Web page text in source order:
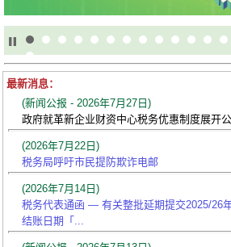
最新消息：
(新闻公报 - 2026年7月27日)
政府就革新企业财资中心税务优惠制度展开
(2026年7月22日)
税务局呼吁市民提防欺诈电邮
(2026年7月14日)
税务代表通函 — 有关整批延期提交2025/26
结账日期「...